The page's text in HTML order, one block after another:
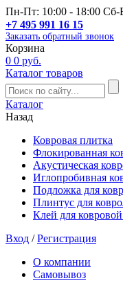
Пн-Пт: 10:00 - 18:00
+7 495 991 16 15
Заказать обратный звонок
Корзина
0 0 руб.
Каталог товаров
Каталог
Назад
Ковровая плитка
Флокированная
Акустическая
Иглопробивная
Подложка для
Плинтус для
Клей для
Вход /Регистрация
О компании
Самовывоз